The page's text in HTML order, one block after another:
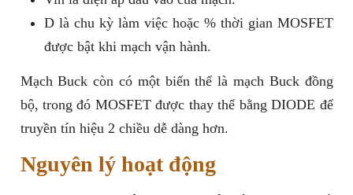
D là chu kỳ làm việc hoặc % thời gian MOSFET
được bật khi mạch vận hành.
Mạch Buck còn có một biến thể là mạch Buck đồng
bộ, trong đó MOSFET được thay thế bằng DIODE để
truyền tín hiệu 2 chiều dễ dàng hơn.
Nguyên lý hoạt động